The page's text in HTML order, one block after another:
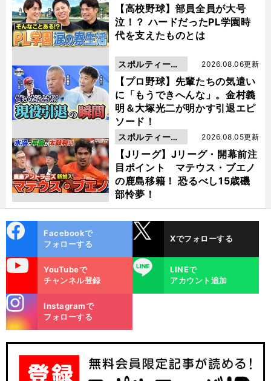
【高校野球】部員全員が大号
泣！？ ハードだったPL学園時
代を支えたものとは
動画
【プロ野球】先輩たちの気遣い
に「もうできへんな」。金村義
明＆大塚光二が明かす引退エピ
ソード！
2026.08.06更新
スポルティーバ
動画
【Jリーグ】Jリーグ・開幕前注
目ポイント マテウス・ブエノ
の鹿島移籍！ 恐るべし15歳磯
部怜夢！
2026.08.05更新
スポルティーバ
動画
ok
Facebookで
フォローする
Xでフォローする
YouTubeで
チャンネル登録
LINE
LINEで
アカウント追加
m
Instagramで
フォローする